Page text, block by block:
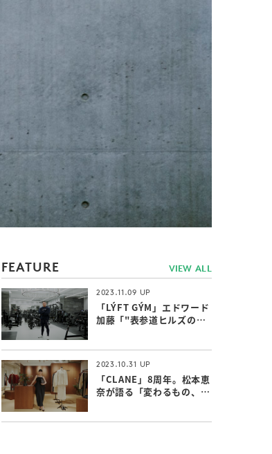
FEATURE VIEW ALL
2023.11.09
「LÝFT GÝM」エドワード
加藤「"表参道ヒルズのジ
2023.10.31
「CLANE」8周年。松本恵
奈が語る「変わるもの、変